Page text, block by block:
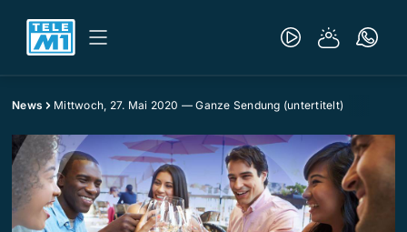
News Mittwoch, 27. Mai 2020 — Ganze Sendung (untertitelt)